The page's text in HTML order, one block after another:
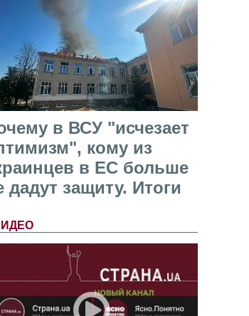
в ВСУ "исчезает
кому из
в ЕС больше
дадут защиту. Итоги